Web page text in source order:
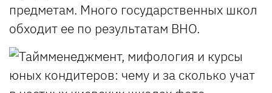
предметам. Много государственных школ
обходит ее по результатам ВНО.